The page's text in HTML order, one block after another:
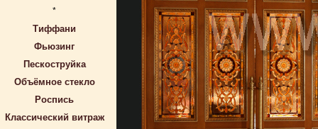
*
Тиффани
Фьюзинг
Пескоструйка
Объёмное стекло
Роспись
Классический витраж